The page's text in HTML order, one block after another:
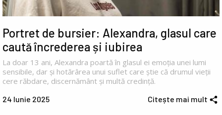
Portret de bursier: Alexandra, glasul care
caută încrederea și iubirea
La doar 13 ani, Alexandra poartă în glasul ei emoția unei lumi
sensibile, dar și hotărârea unui suflet care știe că drumul vieții
cere răbdare, discernământ și multă credință.
24 Iunie 2025 Citește mai mult